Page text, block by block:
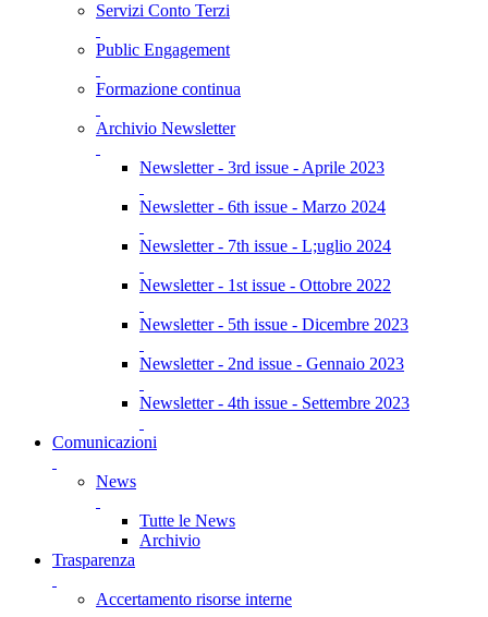
Servizi Conto Terzi
Public Engagement
Formazione continua
Archivio Newsletter
Newsletter - 3rd issue - Aprile 2023
Newsletter - 6th issue - Marzo 2024
Newsletter - 7th issue - L;uglio 2024
Newsletter - 1st issue - Ottobre 2022
Newsletter - 5th issue - Dicembre 2023
Newsletter - 2nd issue - Gennaio 2023
Newsletter - 4th issue - Settembre 2023
Comunicazioni
News
Tutte le News
Archivio
Trasparenza
Accertamento risorse interne